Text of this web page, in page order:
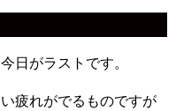
日がラストです。
疲れがでるものですが